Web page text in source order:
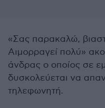
«Σας παρακαλώ,
Αιμορραγεί πολύ»
άνδρας ο οποίος σε
δυσκολεύεται να
τηλεφωνητή.